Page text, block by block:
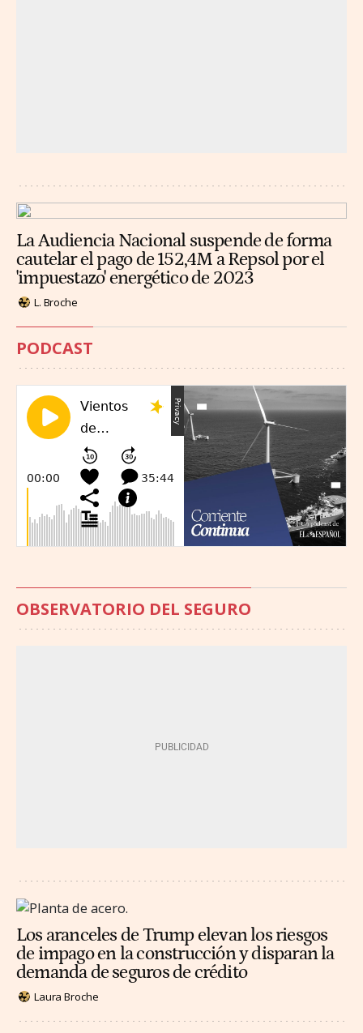
La Audiencia Nacional suspende de forma
cautelar el pago de 152,4M a Repsol por el
'impuestazo' energético de 2023
L. Broche
PODCAST
OBSERVATORIO DEL SEGURO
Los aranceles de Trump elevan los riesgos
de impago en la construcción y disparan la
demanda de seguros de crédito
Laura Broche